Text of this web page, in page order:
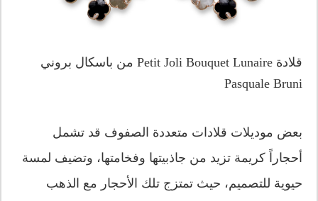
قلادة Petit Joli Bouquet Lunaire من باسكال بروني
Pasquale Bruni
بعض موديلات قلادات متعددة الصفوف قد تشمل
أحجاراً كريمة تزيد من جاذبيتها وفخامتها، وتضيف لمسة
حيوية للتصميم، حيث تمتزج تلك الأحجار مع الذهب